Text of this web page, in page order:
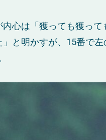
心は「獲っても獲っ
と明かすが、15番で